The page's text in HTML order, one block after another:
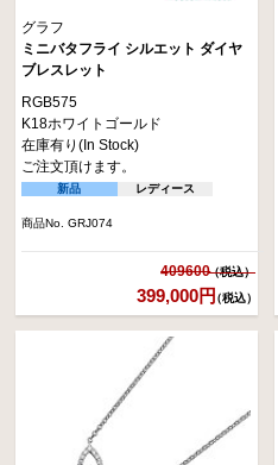
グラフ
ミニバタフライ シルエット ダイヤ
ブレスレット
RGB575
K18ホワイトゴールド
在庫有り(In Stock)
ご注文頂けます。
新品 レディース
商品No. GRJ074
409600
399,000円（税込）